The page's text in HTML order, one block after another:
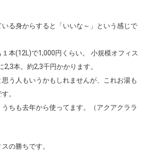
る身からすると「いいな～」という感じで
本(12L)で1,000円くらい。 小規模オフィス
2,3本。約2,3千円かかります。
う人もいうかもしれませんが、これお湯も
。
ちも去年から使ってます。（アクアクララ
の勝ちです。